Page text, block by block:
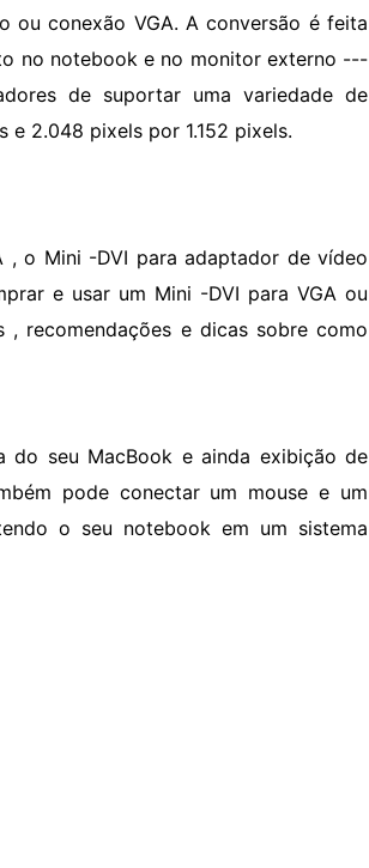
ou conexão VGA. A conversão é feita
no notebook e no monitor externo ---
de suportar uma variedade de
e 2.048 pixels por 1.152 pixels.
, o Mini -DVI para adaptador de vídeo
e usar um Mini -DVI para VGA ou
, recomendações e dicas sobre como
seu MacBook e ainda exibição de
pode conectar um mouse e um
o seu notebook em um sistema